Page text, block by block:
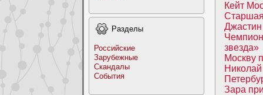
Раздeлы
Российские
Заpyбежные
Скандалы
События
Кейт
Старшая
Джаcтин
звезда»
Москву
Зара